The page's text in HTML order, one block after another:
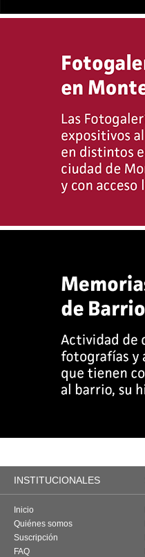
INSTITUCIONALES
Inicio
Quiénes somos
Suscripción
FAQ